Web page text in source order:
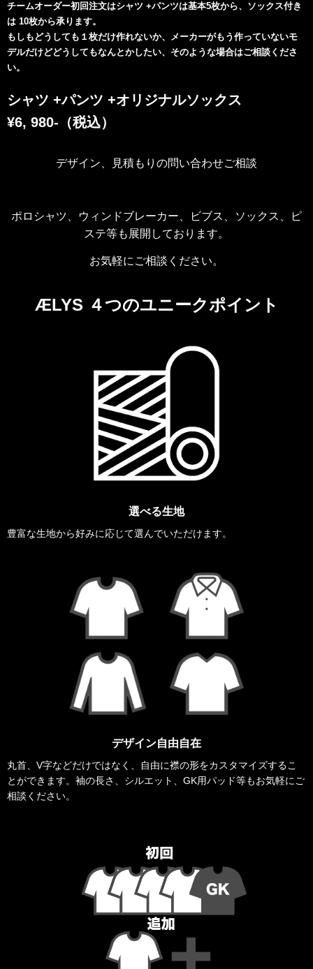
チームオーダー初回注文はシャツ +パンツは基本5枚から、ソックス付き
は 10枚から承ります。
もしもどうしても１枚だけ作れないか、メーカーがもう作っていないモ
デルだけどどうしてもなんとかしたい、そのような場合はご相談くださ
い。
シャツ +パンツ +オリジナルソックス
¥6, 980-（税込）
デザイン、見積もりの問い合わせご相談
ポロシャツ、ウィンドブレーカー、ビブス、ソックス、ピ
ステ等も展開しております。
お気軽にご相談ください。
ÆLYS ４つのユニークポイント
選べる生地
豊富な生地から好みに応じて選んでいただけます。
デザイン自由自在
丸首、V字などだけではなく、自由に襟の形をカスタマイズするこ
とができます。袖の長さ、シルエット、GK用パッド等もお気軽にご
相談ください。